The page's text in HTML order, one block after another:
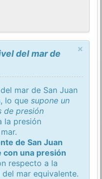
×
del mar de
mar de San Juan
, lo quesupone un
de presión
la presión
de San Juan
con una presión
respecto a la
mar equivalente.